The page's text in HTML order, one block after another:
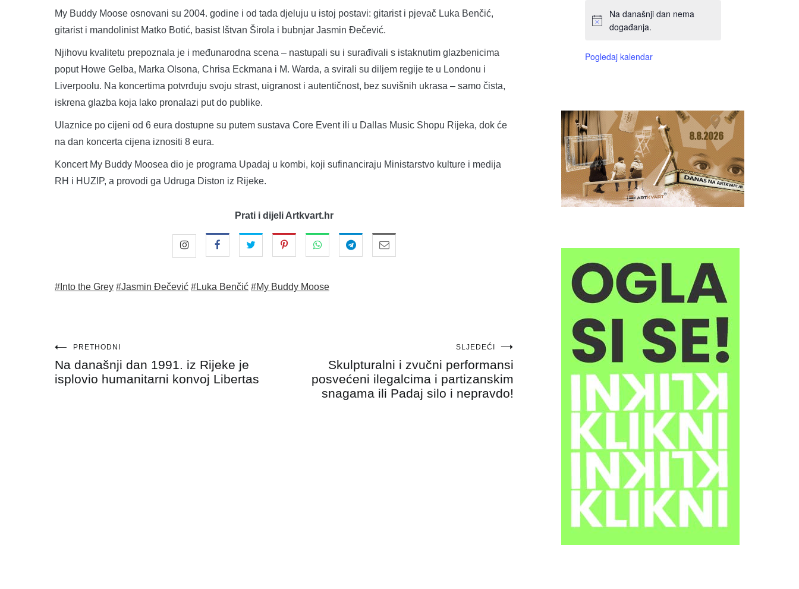
My Buddy Moose osnovani su 2004. godine i od tada djeluju u istoj postavi: gitarist i pjevač Luka Benčić,
gitarist i mandolinist Matko Botić, basist Ištvan Širola i bubnjar Jasmin Đečević.
Njihovu kvalitetu prepoznala je i međunarodna scena – nastupali su i surađivali s istaknutim glazbenicima
poput Howe Gelba, Marka Olsona, Chrisa Eckmana i M. Warda, a svirali su diljem regije te u Londonu i
Liverpoolu. Na koncertima potvrđuju svoju strast, uigranost i autentičnost, bez suvišnih ukrasa – samo čista,
iskrena glazba koja lako pronalazi put do publike.
Ulaznice po cijeni od 6 eura dostupne su putem sustava Core Event ili u Dallas Music Shopu Rijeka, dok će
na dan koncerta cijena iznositi 8 eura.
Koncert My Buddy Moosea dio je programa Upadaj u kombi, koji sufinanciraju Ministarstvo kulture i medija
RH i HUZIP, a provodi ga Udruga Diston iz Rijeke.
Prati i dijeli Artkvart.hr
#Into the Grey #Jasmin Đečević #Luka Benčić #My Buddy Moose
Navigacija
objava
PRETHODNI
Na današnji dan 1991. iz Rijeke je
isplovio humanitarni konvoj Libertas
SLJEDEĆI
Skulpturalni i zvučni performansi
posvećeni ilegalcima i partizanskim
snagama ili Padaj silo i nepravdo!
Na današnji dan nema
događanja.
Pogledaj kalendar